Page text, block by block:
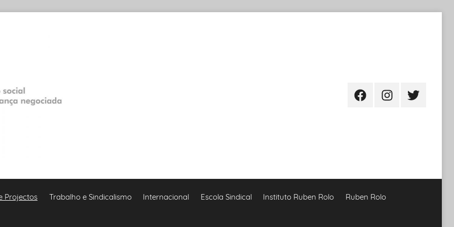
FacebookInstagramTwitter
Projectos Trabalho e Sindicalismo Internacional Escola Sindical Instituto Ruben Rolo Ruben Rolo